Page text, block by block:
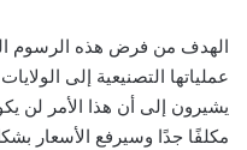
الهدف من فرض هذه الرسوم
عملياتها التصنيعية إلى
يشيرون إلى أن هذا الأمر لن
مكلفًا جدًا وسيرفع الأسعار